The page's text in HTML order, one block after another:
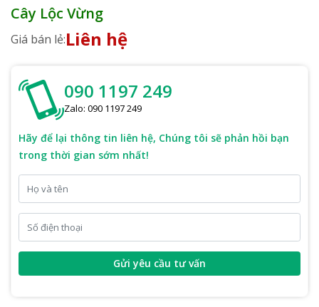
Cây Lộc Vừng
Giá bán lẻ:Liên hệ
090 1197 249
Zalo: 090 1197 249
Hãy để lại thông tin liên hệ, Chúng tôi sẽ phản hồi bạn
trong thời gian sớm nhất!
Gửi yêu cầu tư vấn